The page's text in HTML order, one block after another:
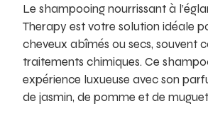
Le shampooing nourrissant à
Therapy est votre solution idéale
cheveux abîmés ou secs, souvent
traitements chimiques. Ce
expérience luxueuse avec son
de jasmin, de pomme et de